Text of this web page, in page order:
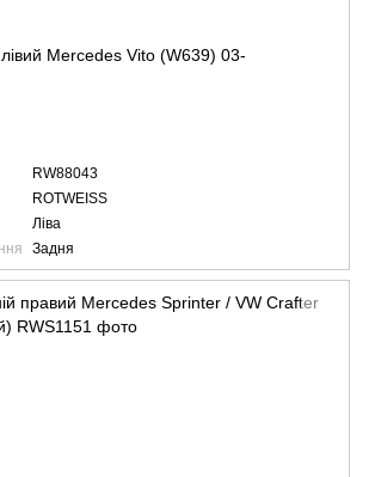
лівий Mercedes Vito (W639) 03-
RW88043
ROTWEISS
Ліва
Задня